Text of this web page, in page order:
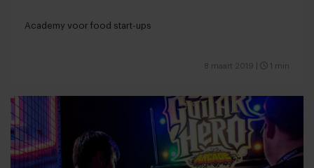
Academy voor food start-ups
8 maart 2019 1 min